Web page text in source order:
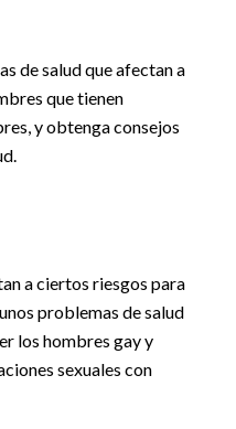
de salud que afectan a
que tienen
y obtenga consejos
a ciertos riesgos para
problemas de salud
los hombres gay y
sexuales con